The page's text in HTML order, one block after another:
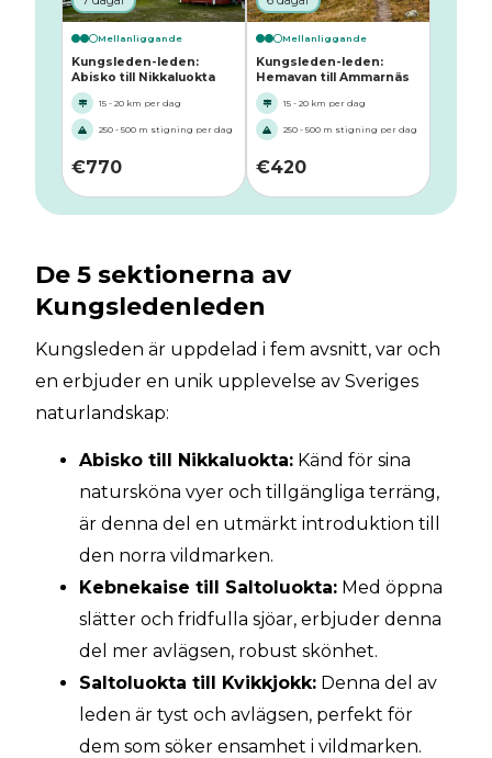
Mellanliggande
Kungsleden-leden:
Abisko till Nikkaluokta
15 - 20 km per dag
250 - 500 m stigning per dag
€770
Mellanliggande
Kungsleden-leden:
Hemavan till Ammarnäs
15 - 20 km per dag
250 - 500 m stigning per dag
€420
De 5 sektionerna av
Kungsledenleden
Kungsleden är uppdelad i fem avsnitt, var och
en erbjuder en unik upplevelse av Sveriges
naturlandskap:
Abisko till Nikkaluokta: Känd för sina
natursköna vyer och tillgängliga terräng,
är denna del en utmärkt introduktion till
den norra vildmarken.
Kebnekaise till Saltoluokta: Med öppna
slätter och fridfulla sjöar, erbjuder denna
del mer avlägsen, robust skönhet.
Saltoluokta till Kvikkjokk: Denna del av
leden är tyst och avlägsen, perfekt för
dem som söker ensamhet i vildmarken.